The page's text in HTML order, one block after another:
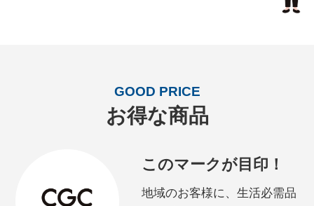
GOOD PRICE
お得な商品
このマークが目印！
地域のお客様に、生活必需品